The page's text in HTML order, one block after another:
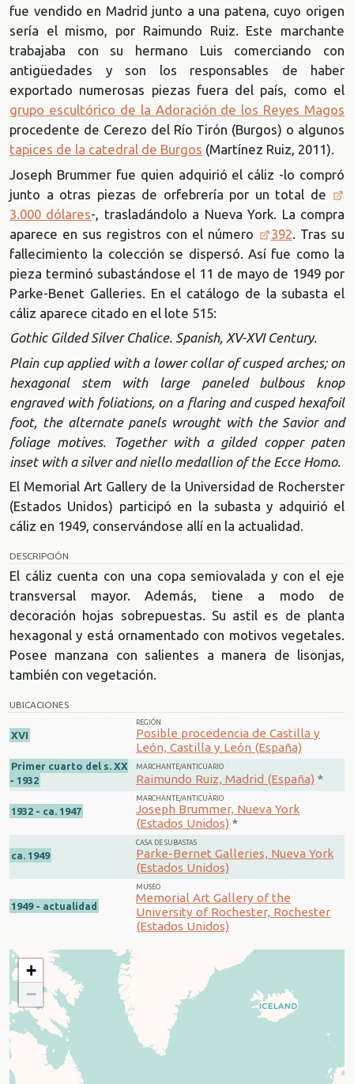
fue vendido en Madrid junto a una patena, cuyo origen
sería el mismo, por Raimundo Ruiz. Este marchante
trabajaba con su hermano Luis comerciando con
antigüedades y son los responsables de haber
exportado numerosas piezas fuera del país, como el
grupo escultórico de la Adoración de los Reyes Magos
procedente de Cerezo del Río Tirón (Burgos) o algunos
tapices de la catedral de Burgos (Martínez Ruiz, 2011).
Joseph Brummer fue quien adquirió el cáliz -lo compró
junto a otras piezas de orfebrería por un total de
3.000 dólares-, trasladándolo a Nueva York. La compra
aparece en sus registros con el número
392 . Tras su
fallecimiento la colección se dispersó. Así fue como la
pieza terminó subastándose el 11 de mayo de 1949 por
Parke-Benet Galleries. En el catálogo de la subasta el
cáliz aparece citado en el lote 515:
Gothic Gilded Silver Chalice. Spanish, XV-XVI Century.
Plain cup applied with a lower collar of cusped arches; on
hexagonal stem with large paneled bulbous knop
engraved with foliations, on a flaring and cusped hexafoil
foot, the alternate panels wrought with the Savior and
foliage motives. Together with a gilded copper paten
inset with a silver and niello medallion of the Ecce Homo.
El Memorial Art Gallery de la Universidad de Rocherster
(Estados Unidos) participó en la subasta y adquirió el
cáliz en 1949, conservándose allí en la actualidad.
DESCRIPCIÓN
El cáliz cuenta con una copa semiovalada y con el eje
transversal mayor. Además, tiene a modo de
decoración hojas sobrepuestas. Su astil es de planta
hexagonal y está ornamentado con motivos vegetales.
Posee manzana con salientes a manera de lisonjas,
también con vegetación.
UBICACIONES
XVI
REGIÓN
Posible procedencia de Castilla y
León, Castilla y León (España)
Primer cuarto del s. XX
- 1932
MARCHANTE/ANTICUARIO
Raimundo Ruiz, Madrid (España) *
1932 - ca. 1947
MARCHANTE/ANTICUARIO
Joseph Brummer, Nueva York
(Estados Unidos) *
ca. 1949
CASA DE SUBASTAS
Parke-Bernet Galleries, Nueva York
(Estados Unidos)
1949 - actualidad
MUSEO
Memorial Art Gallery of the
University of Rochester, Rochester
(Estados Unidos)
+
−